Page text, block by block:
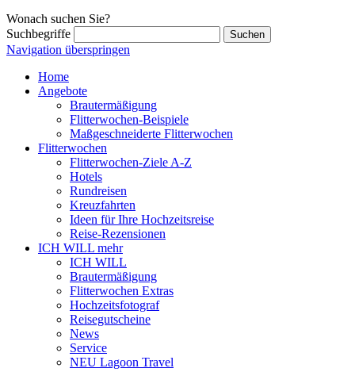
Wonach suchen Sie?
Suchbegriffe
Navigation überspringen
Home
Angebote
Brautermäßigung
Flitterwochen-Beispiele
Maßgeschneiderte Flitterwochen
Flitterwochen
Flitterwochen-Ziele A-Z
Hotels
Rundreisen
Kreuzfahrten
Ideen für Ihre Hochzeitsreise
Reise-Rezensionen
ICH WILL mehr
ICH WILL
Brautermäßigung
Flitterwochen Extras
Hochzeitsfotograf
Reisegutscheine
News
Service
NEU Lagoon Travel